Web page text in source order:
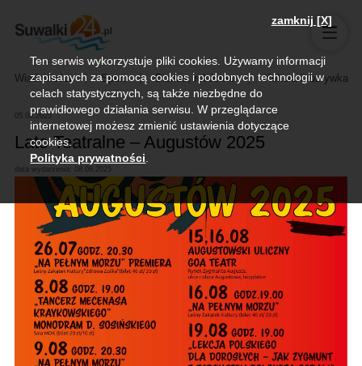
Wiadomości Sport Biznes, rolnictwo Kultura i rozrywka
05.08.2025
Lato Teatralne – Augustów 2025
data wydarzenia: 08.08.2025
zamknij [X]
Ten serwis wykorzystuje pliki cookies. Używamy informacji
zapisanych za pomocą cookies i podobnych technologii w
celach statystycznych, są także niezbędne do
prawidłowego działania serwisu. W przeglądarce
internetowej możesz zmienić ustawienia dotyczące
cookies.
Polityka prywatności